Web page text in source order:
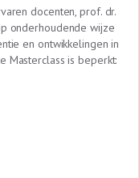
docenten, prof. dr.
onderhoudende wijze
en ontwikkelingen in
Masterclass is beperkt: